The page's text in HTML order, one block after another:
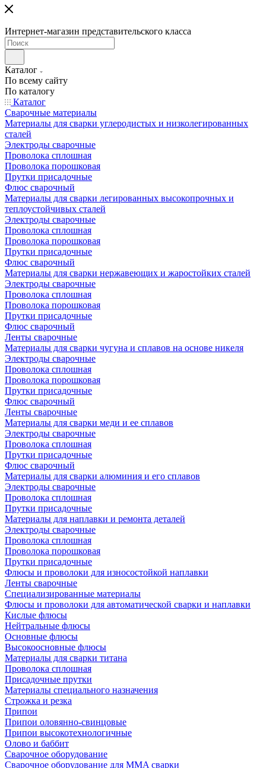
Интернет-магазин представительского класса
Каталог
По всему сайту
По каталогу
Каталог
Сварочные материалы
Материалы для сварки углеродистых и низколегированных
сталей
Электроды сварочные
Проволока сплошная
Проволока порошковая
Прутки присадочные
Флюс сварочный
Материалы для сварки легированных высокопрочных и
теплоустойчивых сталей
Электроды сварочные
Проволока сплошная
Проволока порошковая
Прутки присадочные
Флюс сварочный
Материалы для сварки нержавеющих и жаростойких сталей
Электроды сварочные
Проволока сплошная
Проволока порошковая
Прутки присадочные
Флюс сварочный
Ленты сварочные
Материалы для сварки чугуна и сплавов на основе никеля
Электроды сварочные
Проволока сплошная
Проволока порошковая
Прутки присадочные
Флюс сварочный
Ленты сварочные
Материалы для сварки меди и ее сплавов
Электроды сварочные
Проволока сплошная
Прутки присадочные
Флюс сварочный
Материалы для сварки алюминия и его сплавов
Электроды сварочные
Проволока сплошная
Прутки присадочные
Материалы для наплавки и ремонта деталей
Электроды сварочные
Проволока сплошная
Проволока порошковая
Прутки присадочные
Флюсы и проволоки для износостойкой наплавки
Ленты сварочные
Специализированные материалы
Флюсы и проволоки для автоматической сварки и наплавки
Кислые флюсы
Нейтральные флюсы
Основные флюсы
Высокоосновные флюсы
Материалы для сварки титана
Проволока сплошная
Присадочные прутки
Материалы специального назначения
Строжка и резка
Припои
Припои оловянно-свинцовые
Припои высокотехнологичные
Олово и баббит
Сварочное оборудование
Сварочное оборудование для MMA сварки